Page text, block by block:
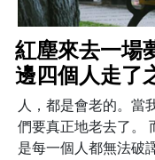
紅塵來去一場
邊四個人走了
人，都是會老的。當
們要真正地老去了。
是每一個人都無法破